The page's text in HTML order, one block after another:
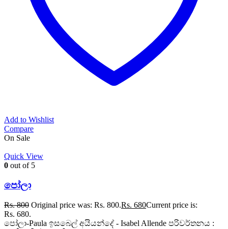
Add to Wishlist
Compare
On Sale
Quick View
0 out of 5
පෝලා
Rs.800 Original price was: Rs. 800.Rs. 680Current price is:
Rs. 680.
පෝලා-Paula ඉසබෙල් අයියන්දේ - Isabel Allende පරිවර්තනය :